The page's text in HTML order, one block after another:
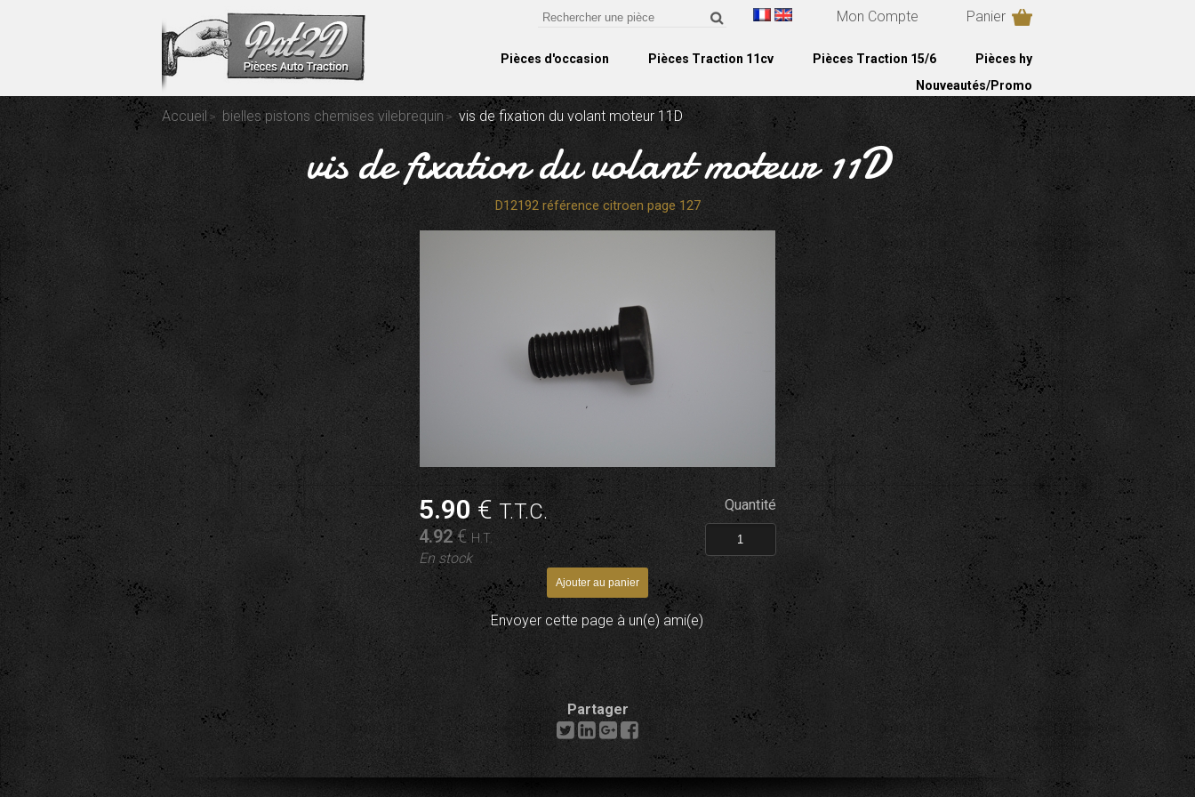
Mon Compte Panier
Pièces d'occasion Pièces Traction 11cv Pièces Traction 15/6
Pièces hy
Nouveautés/Promo
Accueil bielles pistons chemises vilebrequin vis de fixation du volant moteur 11D
vis de fixation du volant moteur 11D
D12192 référence citroen page 127
5.90€T.T.C.
4.92€ H.T.
En stock
Quantité
Envoyer cette page à un(e) ami(e)
Partager